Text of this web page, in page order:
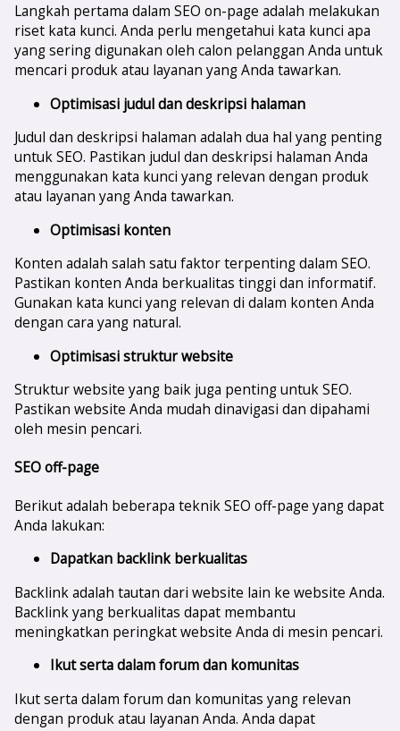
Langkah pertama dalam SEO on-page adalah melakukan
riset kata kunci. Anda perlu mengetahui kata kunci apa
yang sering digunakan oleh calon pelanggan Anda untuk
mencari produk atau layanan yang Anda tawarkan.
Optimisasi judul dan deskripsi halaman
Judul dan deskripsi halaman adalah dua hal yang penting
untuk SEO. Pastikan judul dan deskripsi halaman Anda
menggunakan kata kunci yang relevan dengan produk
atau layanan yang Anda tawarkan.
Optimisasi konten
Konten adalah salah satu faktor terpenting dalam SEO.
Pastikan konten Anda berkualitas tinggi dan informatif.
Gunakan kata kunci yang relevan di dalam konten Anda
dengan cara yang natural.
Optimisasi struktur website
Struktur website yang baik juga penting untuk SEO.
Pastikan website Anda mudah dinavigasi dan dipahami
oleh mesin pencari.
SEO off-page
Berikut adalah beberapa teknik SEO off-page yang dapat
Anda lakukan:
Dapatkan backlink berkualitas
Backlink adalah tautan dari website lain ke website Anda.
Backlink yang berkualitas dapat membantu
meningkatkan peringkat website Anda di mesin pencari.
Ikut serta dalam forum dan komunitas
Ikut serta dalam forum dan komunitas yang relevan
dengan produk atau layanan Anda. Anda dapat